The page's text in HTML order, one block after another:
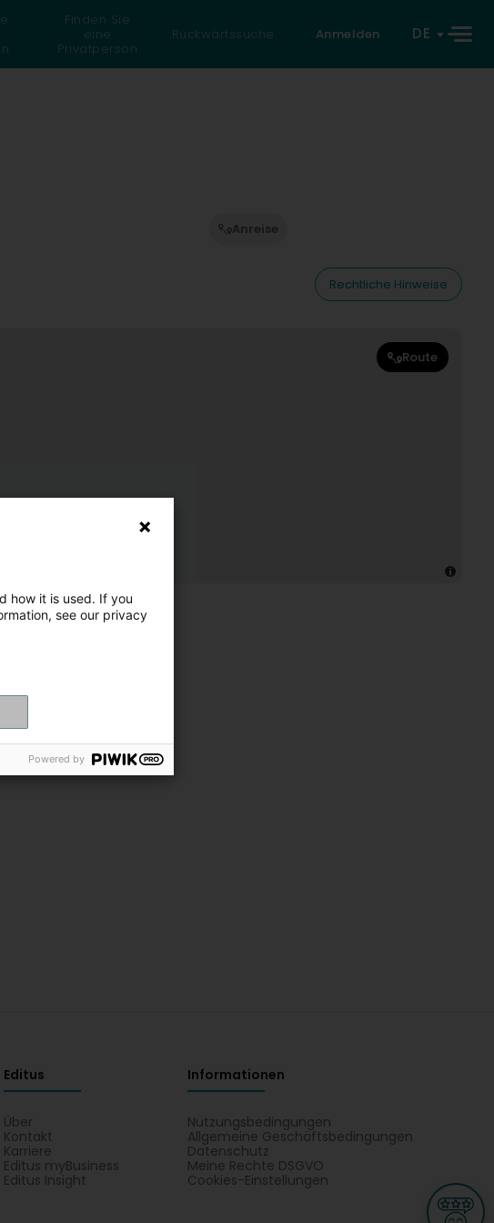
Finden Sie
eine
Privatperson
Rückwärtssuche Anmelden DE
Anreise
Rechtliche Hinweise
Route
Editus
Über
Kontakt
Karriere
Editus myBusiness
Editus Insight
Informationen
Nutzungsbedingungen
Allgemeine Geschäftsbedingungen
Datenschutz
Meine Rechte DSGVO
Cookies-Einstellungen
how it is used. If you
see our privacy
Powered by